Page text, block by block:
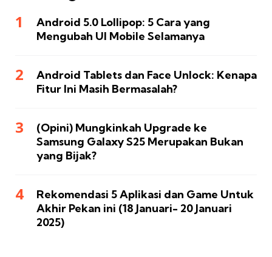
Android 5.0 Lollipop: 5 Cara yang
Mengubah UI Mobile Selamanya
Android Tablets dan Face Unlock: Kenapa
Fitur Ini Masih Bermasalah?
(Opini) Mungkinkah Upgrade ke
Samsung Galaxy S25 Merupakan Bukan
yang Bijak?
Rekomendasi 5 Aplikasi dan Game Untuk
Akhir Pekan ini (18 Januari- 20 Januari
2025)